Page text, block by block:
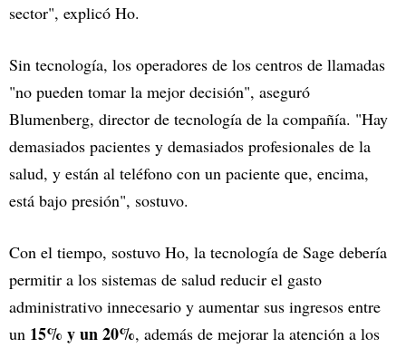
sector", explicó Ho.
Sin tecnología, los operadores de los centros de llamadas
"no pueden tomar la mejor decisión", aseguró
Blumenberg, director de tecnología de la compañía. "Hay
demasiados pacientes y demasiados profesionales de la
salud, y están al teléfono con un paciente que, encima,
está bajo presión", sostuvo.
Con el tiempo, sostuvo Ho, la tecnología de Sage debería
permitir a los sistemas de salud reducir el gasto
administrativo innecesario y aumentar sus ingresos entre
un 15% y un 20%, además de mejorar la atención a los